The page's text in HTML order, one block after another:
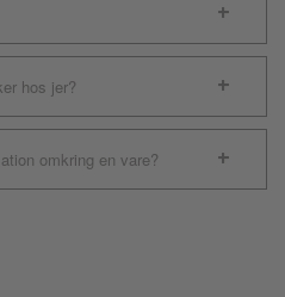
hos jer?
omkring en vare?